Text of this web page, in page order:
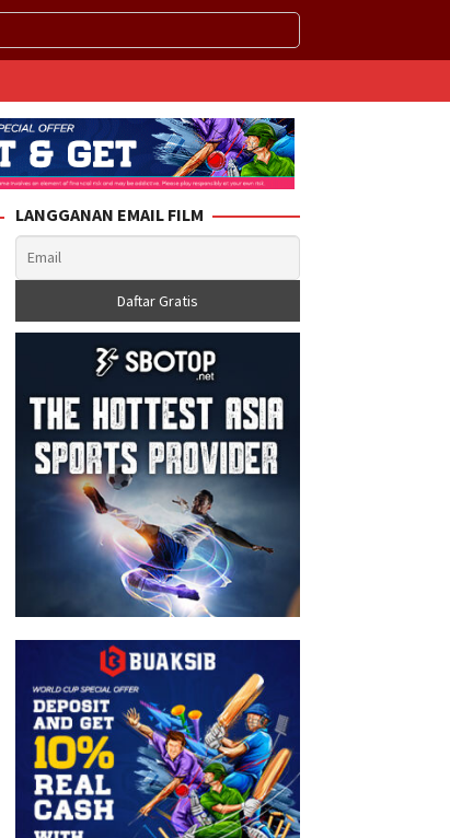
LANGGANAN EMAIL FILM